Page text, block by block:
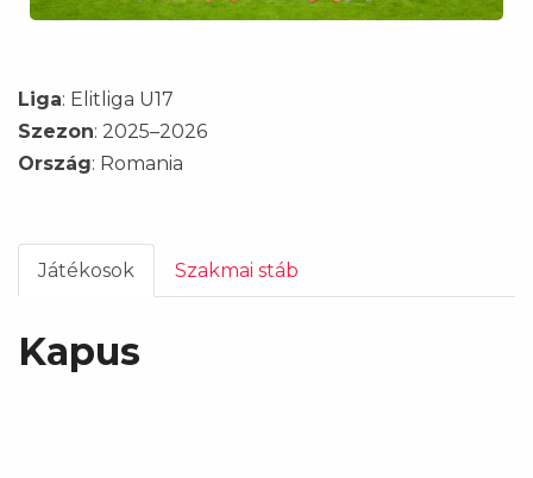
Liga: Elitliga U17
Szezon: 2025–2026
Ország: Romania
Játékosok Szakmai stáb
Kapus